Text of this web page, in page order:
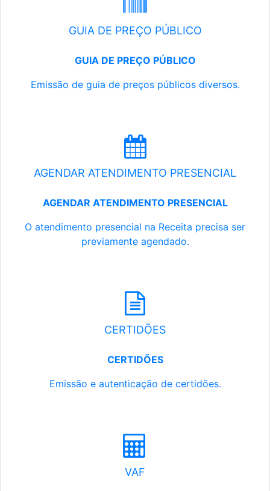
GUIA DE PREÇO PÚBLICO
GUIA DE PREÇO PÚBLICO
Emissão de guia de preços públicos diversos.
AGENDAR ATENDIMENTO PRESENCIAL
AGENDAR ATENDIMENTO PRESENCIAL
O atendimento presencial na Receita precisa ser
previamente agendado.
CERTIDÕES
CERTIDÕES
Emissão e autenticação de certidões.
VAF